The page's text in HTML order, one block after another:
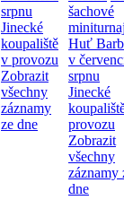
srpnu
Jinecké
koupaliště
v provozu
Zobrazit
všechny
záznamy
ze dne
šachové
Huť
v
srpnu
Jinecké
provozu
Zobrazit
všechny
záznamy
dne